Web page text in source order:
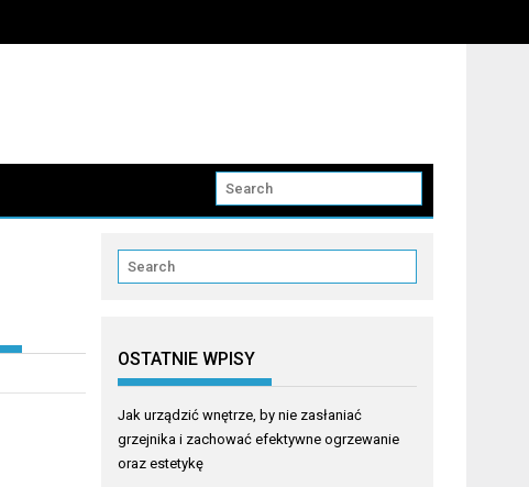
OSTATNIE WPISY
Jak urządzić wnętrze, by nie zasłaniać
grzejnika i zachować efektywne ogrzewanie
oraz estetykę